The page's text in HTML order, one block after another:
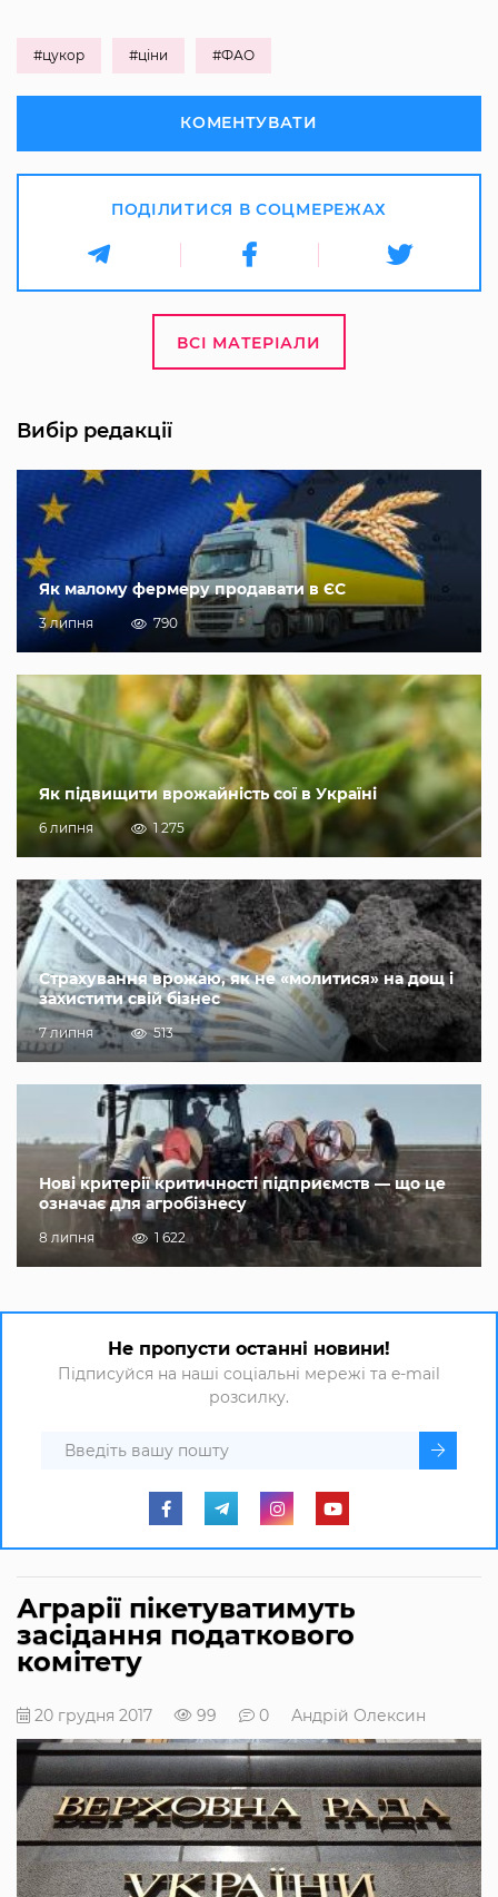
#цукор #ціни #ФАО
КОМЕНТУВАТИ
ПОДІЛИТИСЯ В СОЦМЕРЕЖАХ
ВСІ МАТЕРІАЛИ
Вибір редакції
Як малому фермеру продавати в ЄС
3 липня 790
Як підвищити врожайність сої в Україні
6 липня 1 275
Страхування врожаю, як не «молитися» на дощ і
захистити свій бізнес
7 липня 513
Нові критерії критичності підприємств — що це
означає для агробізнесу
8 липня 1 622
Не пропусти останні новини!
Підписуйся на наші соціальні мережі та e-mail
розсилку.
Аграрії пікетуватимуть
засідання податкового
комітету
20 грудня 2017 99 0 Андрій Олексин